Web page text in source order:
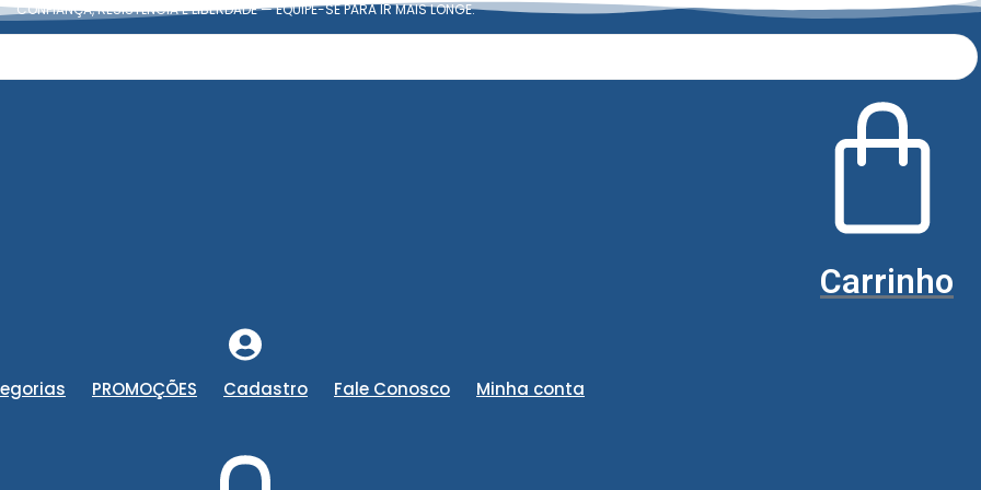
CONFIANÇA, RESISTÊNCIA E LIBERDADE — EQUIPE-SE PARA IR MAIS LONGE.
Carrinho
PROMOÇÕES Cadastro Fale Conosco Minha conta